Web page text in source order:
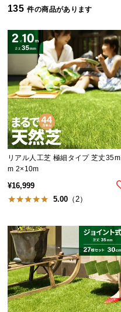
ン
ア
コ
ー
デ
ィ
ネ
ー
ト
か
シ
ョ
ッ
ピ
135
リアル人工芝 極細タイプ 芝丈35m
m 2×10m
¥16,999
5.00 （2）